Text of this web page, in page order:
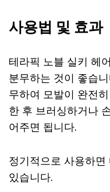
사용법 및 효과
테라픽 노블 실키 헤
분무하는 것이 좋습
무하여 모발이 완전
한 후 브러싱하거나
어주면 됩니다.
정기적으로 사용하
있습니다.